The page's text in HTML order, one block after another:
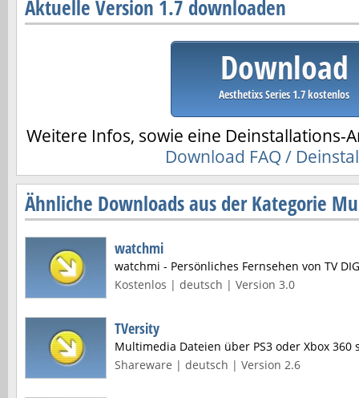
Aktuelle Version 1.7 downloaden
Download
Aesthetixs Series 1.7 kostenlos
Weitere Infos, sowie eine Deinstallations-
Download FAQ /
Ähnliche Downloads aus der Kategorie
watchmi
watchmi - Persönliches Fernsehen von TV
Kostenlos | deutsch | Version 3.0
TVersity
Multimedia Dateien über PS3 oder Xbox 360
Shareware | deutsch | Version 2.6